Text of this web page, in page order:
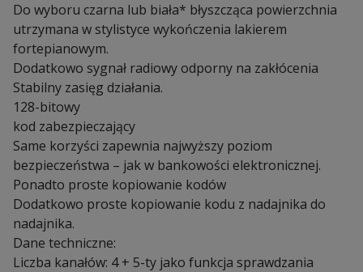
Do wyboru czarna lub biała* błyszcząca powierzchnia
utrzymana w stylistyce wykończenia lakierem
fortepianowym.
Dodatkowo sygnał radiowy odporny na zakłócenia
Stabilny zasięg działania.
128-bitowy
kod zabezpieczający
Same korzyści zapewnia najwyższy poziom
bezpieczeństwa – jak w bankowości elektronicznej.
Ponadto proste kopiowanie kodów
Dodatkowo proste kopiowanie kodu z nadajnika do
nadajnika.
Dane techniczne:
Liczba kanałów: 4 + 5-ty jako funkcja sprawdzania